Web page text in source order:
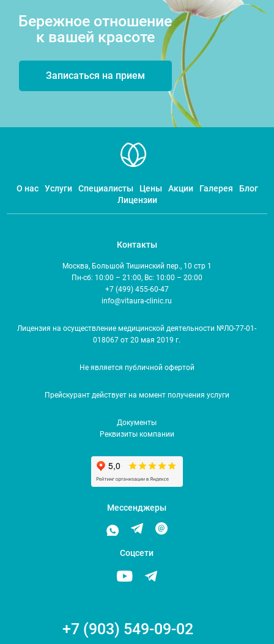
Бережное отношение
к вашей красоте
Записаться на прием
О нас Услуги Специалисты Цены Акции Галерея
Блог
Лицензии
Контакты
Москва, Большой Тишинский пер., 10 стр 1
Пн-сб: 10:00 – 21:00, Вс: 10:00 – 20:00
+7 (499) 455-60-47
info@vitaura-clinic.ru
Лицензия на осуществление медицинской деятельности №ЛО-77-01-
018067 от 20 мая 2019 г.
Не является публичной офертой
Прейскурант действует на момент получения услуги
Документы
Реквизиты компании
Мессенджеры
Соцсети
+7 (903) 549-09-02